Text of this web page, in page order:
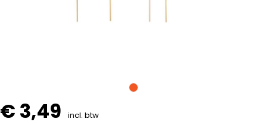
€ 3,49 incl. btw